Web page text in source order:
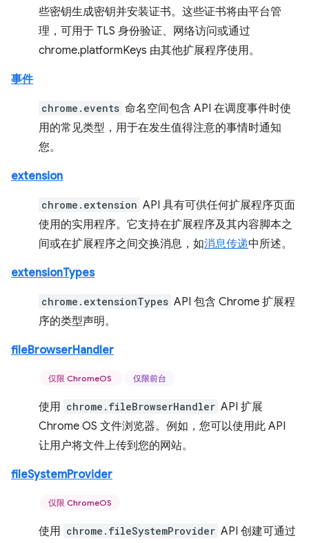
些密钥生成密钥并安装证书。这些证书将由平台管
理，可用于 TLS 身份验证、网络访问或通过
chrome.platformKeys 由其他扩展程序使用。
事件
chrome.events 命名空间包含 API 在调度事件时使
用的常见类型，用于在发生值得注意的事情时通知
您。
extension
chrome.extension API 具有可供任何扩展程序页面
使用的实用程序。它支持在扩展程序及其内容脚本之
间或在扩展程序之间交换消息，如消息传递中所述。
extensionTypes
chrome.extensionTypes API 包含 Chrome 扩展程
序的类型声明。
fileBrowserHandler
仅限 ChromeOS 仅限前台
使用 chrome.fileBrowserHandler API 扩展
Chrome OS 文件浏览器。例如，您可以使用此 API
让用户将文件上传到您的网站。
fileSystemProvider
仅限 ChromeOS
使用 chrome.fileSystemProvider API 创建可通过